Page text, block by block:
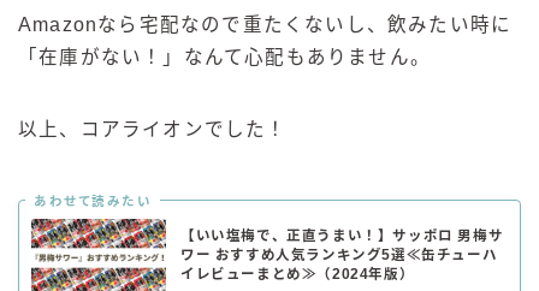
Amazonなら宅配なので重たくないし、飲みたい時に
「在庫がない！」なんて心配もありません。
以上、コアライオンでした！
あわせて読みたい
【いい塩梅で、正直うまい！】サッポロ 男梅サ
ワー おすすめ人気ランキング5選≪缶チューハ
イレビューまとめ≫（2024年版）